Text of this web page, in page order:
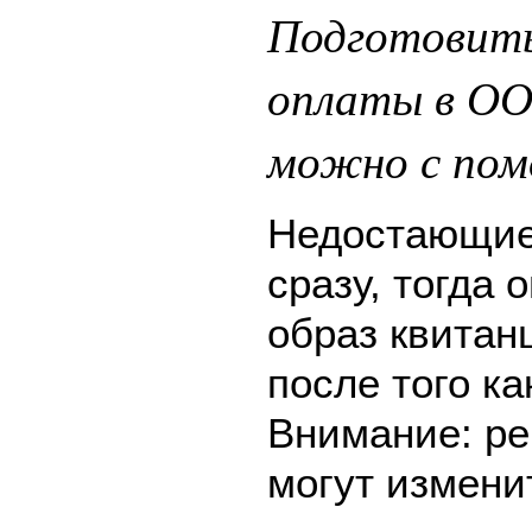
оплаты в
можно с
сразу, тогда
образ
после того
Внимание:
могут